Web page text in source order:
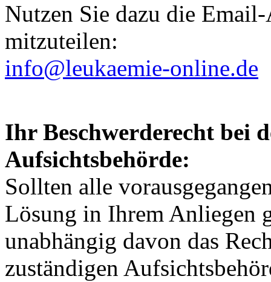
Nutzen Sie dazu die
mitzuteilen:
info@leukaemie-online.de
Ihr Beschwerderecht bei
Aufsichtsbehörde:
Sollten alle
Lösung in Ihrem Anliegen
unabhängig davon das
zuständigen